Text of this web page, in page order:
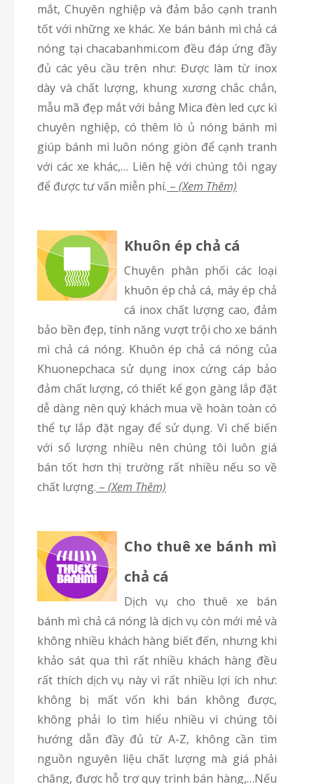
mắt, Chuyên nghiệp và đảm bảo cạnh tranh
tốt với những xe khác. Xe bán bánh mì chả cá
nóng tại chacabanhmi.com đều đáp ứng đầy
đủ các yêu cầu trên như: Được làm từ inox
dày và chất lượng, khung xương chắc chắn,
mẫu mã đẹp mắt với bảng Mica đèn led cực kì
chuyên nghiệp, có thêm lò ủ nóng bánh mì
giúp bánh mì luôn nóng giòn để cạnh tranh
với các xe khác,… Liên hệ với chúng tôi ngay
để được tư vấn miễn phí. – (Xem Thêm)
Khuôn ép chả cá
Chuyên phân phối các loại
khuôn ép chả cá, máy ép chả
cá inox chất lượng cao, đảm
bảo bền đẹp, tính năng vượt trội cho xe bánh
mì chả cá nóng. Khuôn ép chả cá nóng của
Khuonepchaca sử dụng inox cứng cáp bảo
đảm chất lượng, có thiết kế gọn gàng lắp đặt
dễ dàng nên quý khách mua về hoàn toàn có
thể tự lắp đặt ngay để sử dụng. Vì chế biến
với số lượng nhiều nên chúng tôi luôn giá
bán tốt hơn thị trường rất nhiều nếu so về
chất lượng. – (Xem Thêm)
Cho thuê xe bánh mì
chả cá
Dịch vụ cho thuê xe bán
bánh mì chả cá nóng là dịch vụ còn mới mẻ và
không nhiều khách hàng biết đến, nhưng khi
khảo sát qua thì rất nhiều khách hàng đều
rất thích dịch vụ này vì rất nhiều lợi ích như:
không bị mất vốn khi bán không được,
không phải lo tìm hiểu nhiều vì chúng tôi
hướng dẫn đầy đủ từ A-Z, không cần tìm
nguồn nguyên liệu chất lượng mà giá phải
chăng, được hỗ trợ quy trình bán hàng,…Nếu